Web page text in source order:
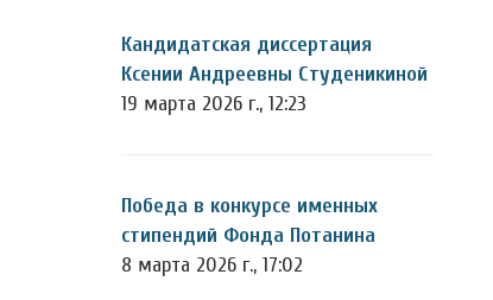
Кандидатская диссертация
Ксении Андреевны Студеникиной
19 марта 2026 г., 12:23
Победа в конкурсе именных
стипендий Фонда Потанина
8 марта 2026 г., 17:02